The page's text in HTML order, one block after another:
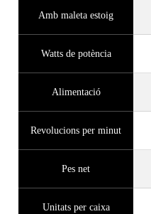
Amb maleta estoig
Watts de potència
Alimentació
Revolucions per minut
Pes net
Unitats per caixa